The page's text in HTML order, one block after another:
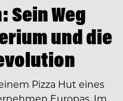
Sein Weg
und die
Pizza Hut eines
Europas. Im